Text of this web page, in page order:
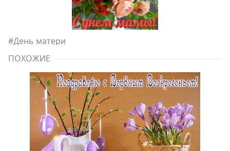
#День матери
ПОХОЖИЕ